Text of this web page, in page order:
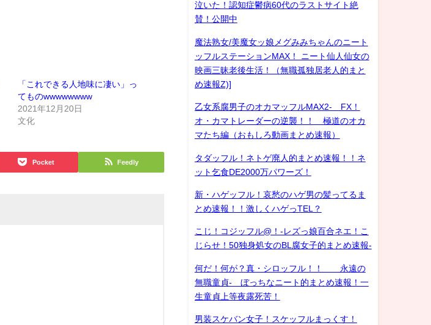
「これできる人地味に凄い」っ
てものwwwwwwww
2021年12月20日
文化
Pocket Feedly
泣いた！認知症鬱病60代のラストサイト絶
賛！公開中
魔法熟女/美魔女ッ娘メグみみちゃんのニート
ッフルステーションMAX！ ニート仙人仙女の
映画三昧老後生活！（無職孤独居老人的まと
め速報Z)]
乙女系腐男子のオカマッフルMAX2- FX！
オ・カマトレーダーの逆襲！！ 極道のオカ
マたち編（おもしろ動画まとめ速報）
タダッフル！ネトゲ廃人的まとめ速報！！ネ
ット乞食DE2000万パワーズ！
新・ハゲッフル！哀愁のハゲ男の髪ってるま
とめ速報！！激しくハゲっTEL？
こじ！コジッフル@！-レズっ娘百合ネエ！こ
じらせ！50独身処女のBL腐女子的まとめ速報-
何だ！何が？真・シロッフル！！ 永遠の
無職童貞- ぼっちなニート的まとめ速報！一
生童貞上等夜露死苦！
男装スケバン女子！スケッフルまっくす！